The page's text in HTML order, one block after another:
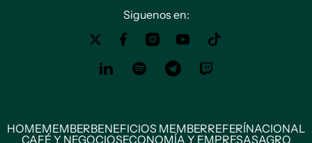
Siguenos en:
HOMEMEMBERBENEFICIOS MEMBERREFERÍNACIONAL
CAFÉ Y NEGOCIOSECONOMÍA Y EMPRESASAGRO